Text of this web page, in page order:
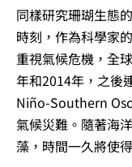
同樣研究珊瑚生態
時刻，作為科學家
重視氣候危機，全
年和2014年，之後
Niño-Southern
氣候災難。隨著海
藻，時間一久將使